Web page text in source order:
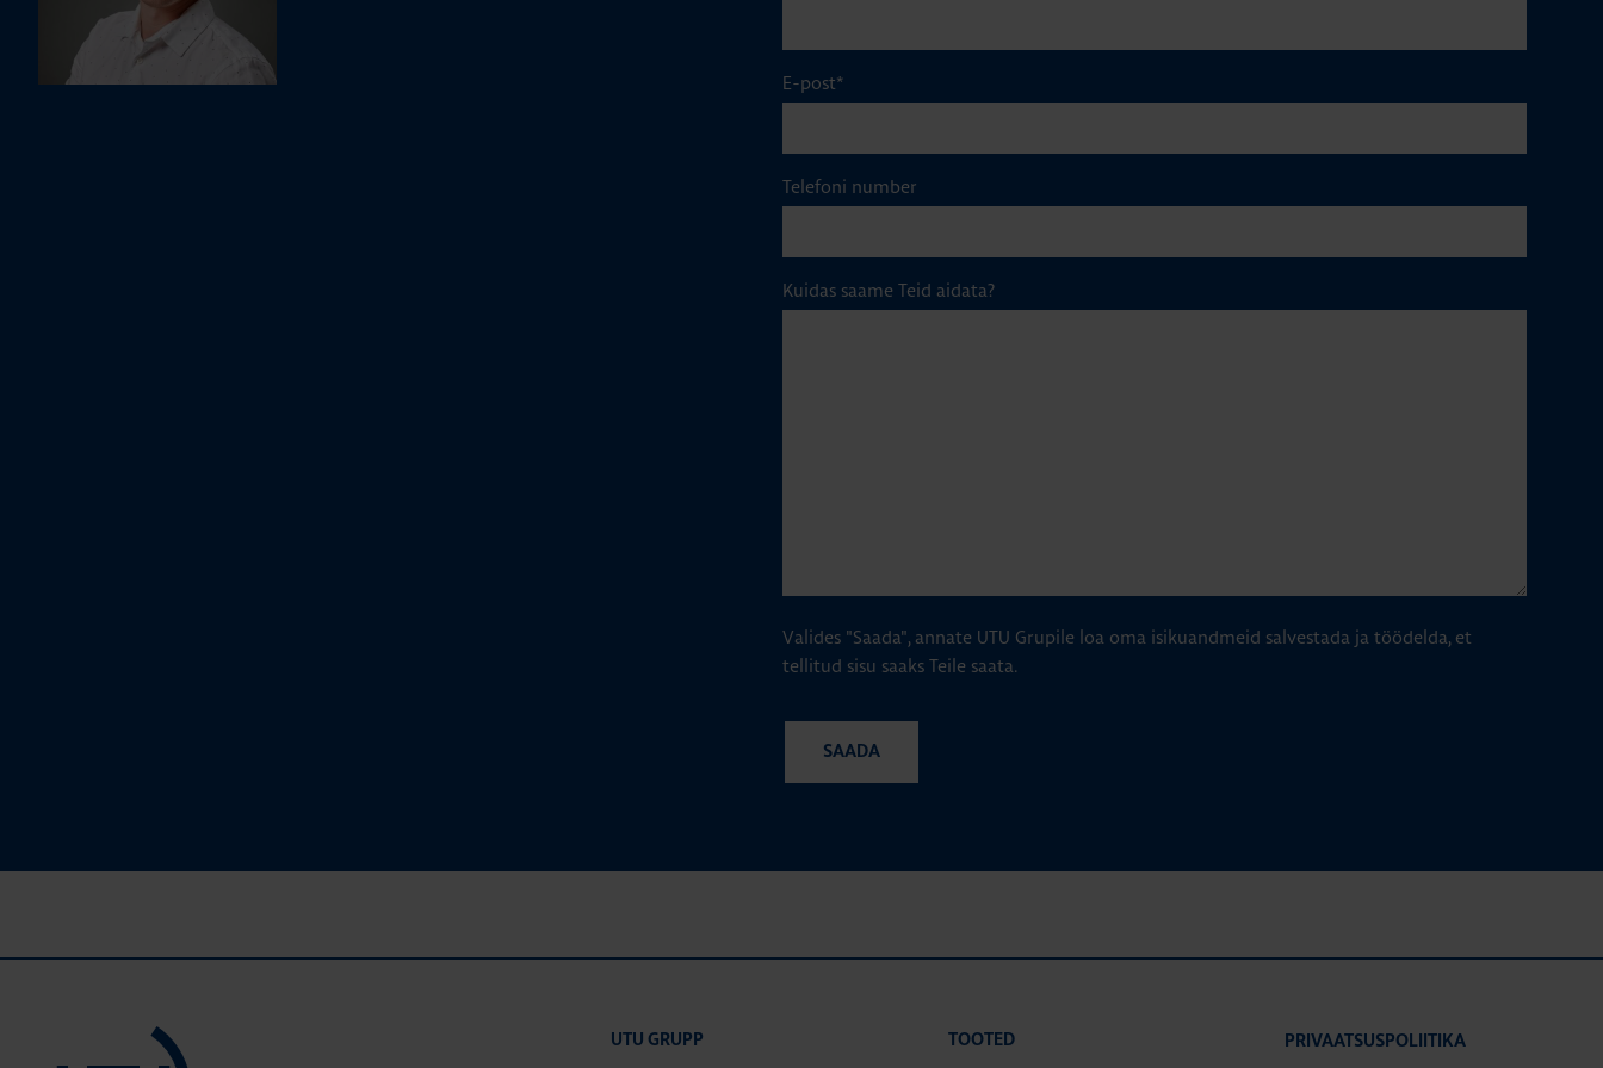
E-post*
Telefoni number
Kuidas saame Teid aidata?
Valides "Saada", annate UTU Grupile loa oma isikuandmeid salvestada ja töödelda, et
tellitud sisu saaks Teile saata.
UTU GRUPP TOOTED PRIVAATSUSPOLIITIKA